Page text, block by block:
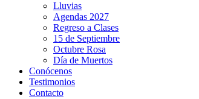
Lluvias
Agendas 2027
Regreso a Clases
15 de Septiembre
Octubre Rosa
Día de Muertos
Conócenos
Testimonios
Contacto